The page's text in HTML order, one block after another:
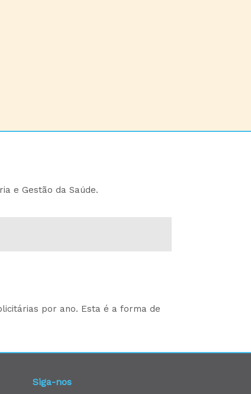
e Gestão da Saúde.
por ano. Esta é a forma de
Siga-nos